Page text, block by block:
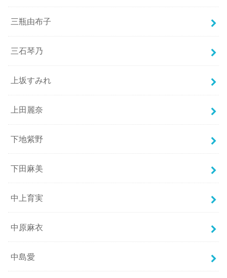
三瓶由布子
三石琴乃
上坂すみれ
上田麗奈
下地紫野
下田麻美
中上育実
中原麻衣
中島愛